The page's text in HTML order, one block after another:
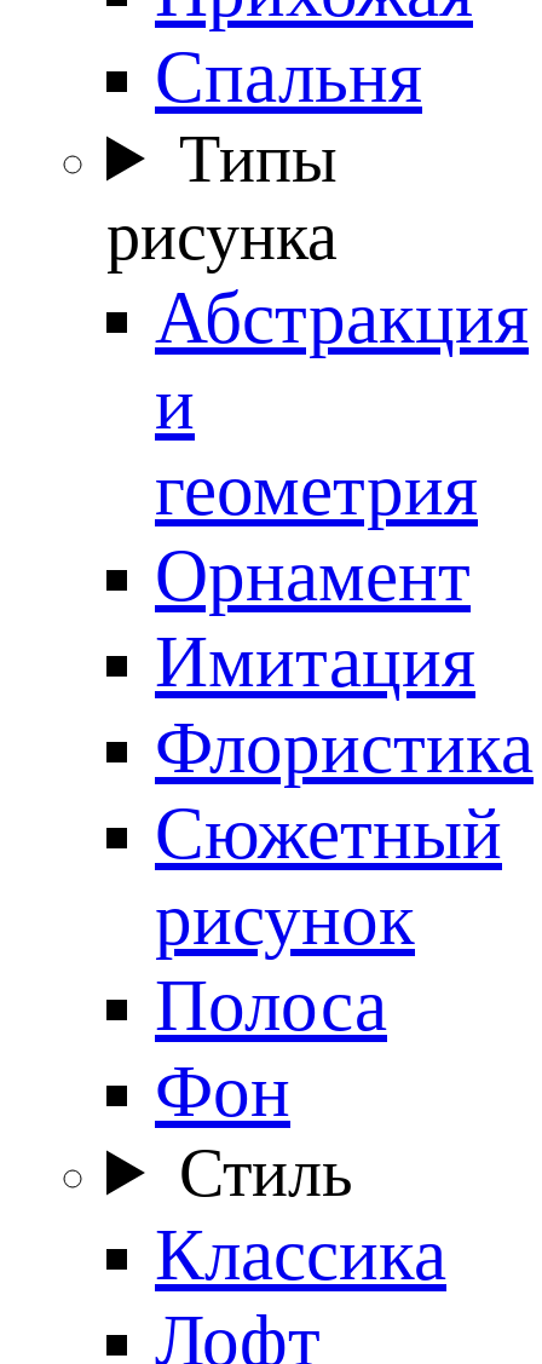
Спальня
Типы
рисунка
Абстракция
и
геометрия
Орнамент
Имитация
Флористика
Сюжетный
рисунок
Полоса
Фон
Стиль
Классика
Лофт